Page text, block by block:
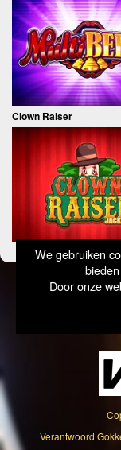
We gebruiken
Door onze
Clown Raiser
Verantwoord